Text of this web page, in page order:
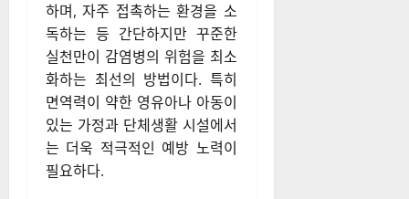
하며, 자주 접촉하는 환경을 소
독하는 등 간단하지만 꾸준한
실천만이 감염병의 위험을 최소
화하는 최선의 방법이다. 특히
면역력이 약한 영유아나 아동이
있는 가정과 단체생활 시설에서
는 더욱 적극적인 예방 노력이
필요하다.